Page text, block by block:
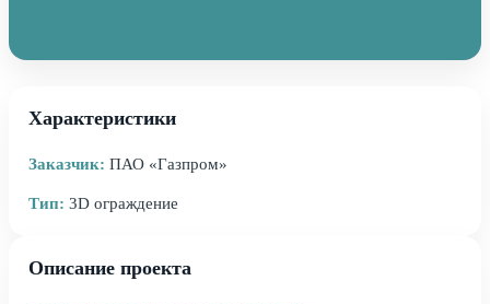
Характеристики
Заказчик: ПАО «Газпром»
Тип: 3D ограждение
Описание проекта